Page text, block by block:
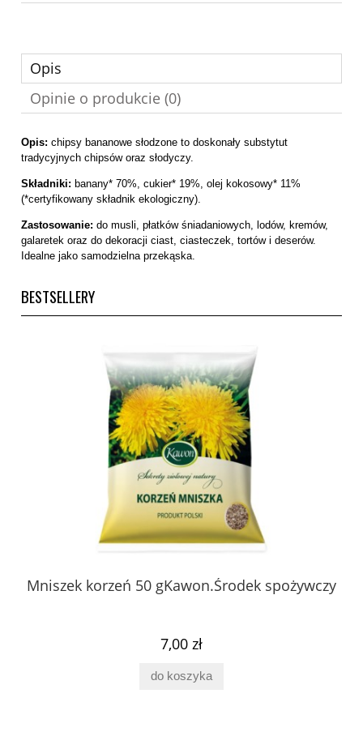
Opis
Opinie o produkcie (0)
Opis: chipsy bananowe słodzone to doskonały substytut
tradycyjnych chipsów oraz słodyczy.
Składniki: banany* 70%, cukier* 19%, olej kokosowy* 11%
(*certyfikowany składnik ekologiczny).
Zastosowanie: do musli, płatków śniadaniowych, lodów, kremów,
galaretek oraz do dekoracji ciast, ciasteczek, tortów i deserów.
Idealne jako samodzielna przekąska.
BESTSELLERY
Mniszek korzeń 50 gKawon.Środek spożywczy
7,00 zł
do koszyka